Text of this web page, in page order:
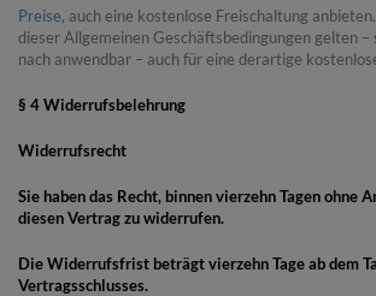
Preise, auch eine kostenlose Freischaltung
dieser Allgemeinen Geschäftsbedingungen gelten
nach anwendbar – auch für eine derartige
§ 4 Widerrufsbelehrung
Widerrufsrecht
Sie haben das Recht, binnen vierzehn Tagen ohne
diesen Vertrag zu widerrufen.
Die Widerrufsfrist beträgt vierzehn Tage ab dem
Vertragsschlusses.